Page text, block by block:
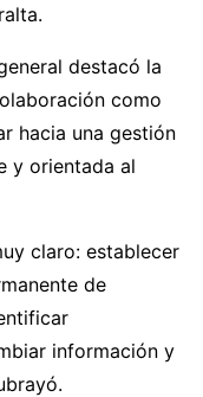
destacó la
como
hacia una gestión
y orientada al
claro: establecer
de
información y